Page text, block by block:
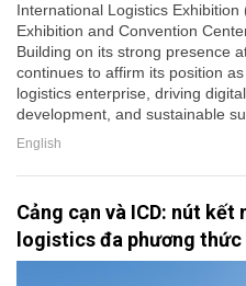
International Logistics
Exhibition and Convention
Building on its strong presence
continues to affirm its position
logistics enterprise, driving
development, and sustainable
English
Cảng cạn và ICD: nút
logistics đa phương